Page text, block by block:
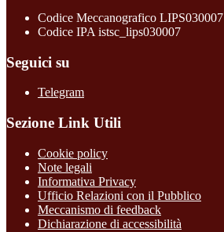
Codice Meccanografico LIPS030007
Codice IPA istsc_lips030007
Seguici su
Telegram
Sezione Link Utili
Cookie policy
Note legali
Informativa Privacy
Ufficio Relazioni con il Pubblico
Meccanismo di feedback
Dichiarazione di accessibilità